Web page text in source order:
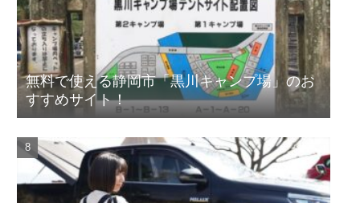
無料で使える静岡市「黒川キャンプ場」のお
すすめサイト！